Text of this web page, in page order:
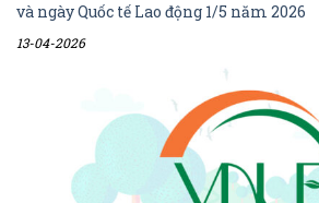
và ngày Quốc tế Lao động 1/5 năm 2026
13-04-2026